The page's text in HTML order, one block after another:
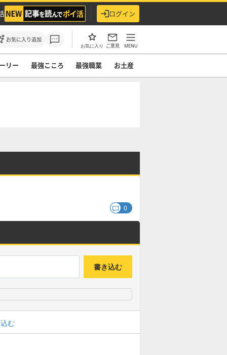
ログイン
お気に入り追加
お気に入り ご意見 MENU
リー 最強こころ 最強職業 お土産
0
書き込む
む